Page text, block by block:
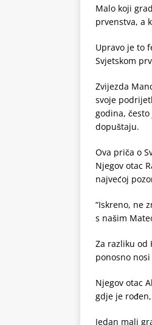
Malo koji
prvenstva, a
Upravo je to
Svjetskom
Zvijezda
svoje
godina,
dopuštaju.
Ova priča o
Njegov otac
najvećoj
“Iskreno, ne
s našim
Za razliku od
ponosno
Njegov otac
gdje je
Jedan mali